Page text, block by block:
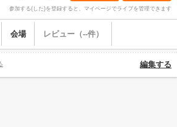
参加する(した)を登録すると、マイページでライブを管理できます
会場 レビュー（--件）
編集する